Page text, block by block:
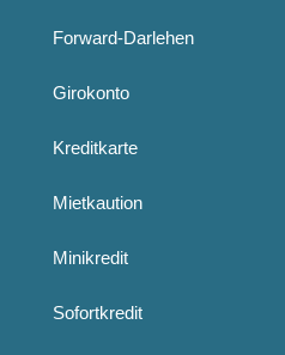
Forward-Darlehen
Girokonto
Kreditkarte
Mietkaution
Minikredit
Sofortkredit